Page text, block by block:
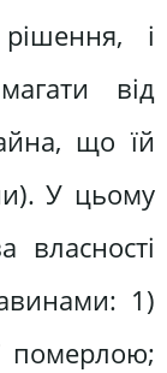
і
від
що їй
У цьому
власності
1)
померлою;